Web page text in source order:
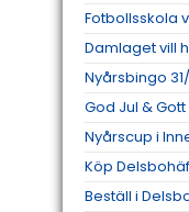
Fotbollsskola
Damlaget vill
Nyårsbingo
God Jul &
Nyårscup i
Köp
Beställ i